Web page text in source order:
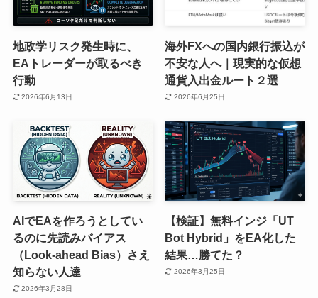
地政学リスク発生時に、
EAトレーダーが取るべき
行動
2026年6月13日
海外FXへの国内銀行振込が
不安な人へ｜現実的な仮想
通貨入出金ルート２選
2026年6月25日
AIでEAを作ろうとしてい
るのに先読みバイアス
（Look-ahead Bias）さえ
知らない人達
2026年3月28日
【検証】無料インジ「UT
Bot Hybrid」をEA化した
結果…勝てた？
2026年3月25日